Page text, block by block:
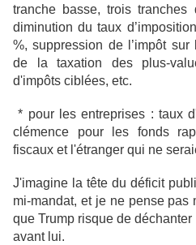
tranche basse, trois
diminution du taux
%, suppression de l’impôt
de la taxation des plus-
d'impôts ciblées, etc.
* pour les entreprises : taux
clémence pour les fonds
fiscaux et l'étranger qui ne
J'imagine la tête du déficit
mi-mandat, et je ne pense pas
que Trump risque de
avant lui.